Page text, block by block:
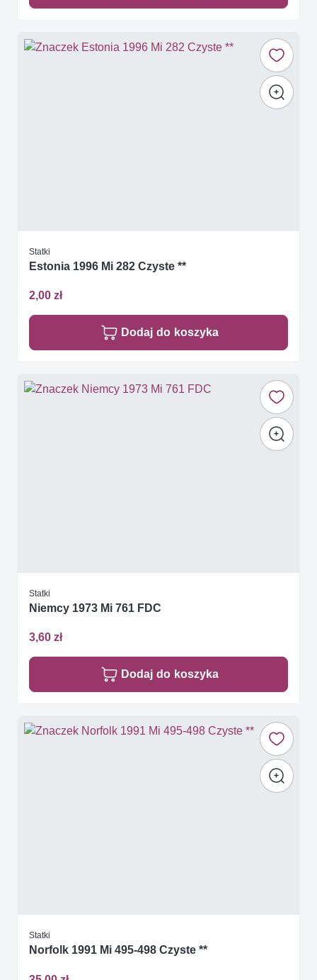
Statki
Estonia 1996 Mi 282 Czyste **
2,00 zł
Dodaj do koszyka
Statki
Niemcy 1973 Mi 761 FDC
3,60 zł
Dodaj do koszyka
Statki
Norfolk 1991 Mi 495-498 Czyste **